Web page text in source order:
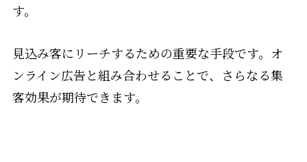
す。
見込み客にリーチするための重要な手段です。オ
ンライン広告と組み合わせることで、さらなる集
客効果が期待できます。